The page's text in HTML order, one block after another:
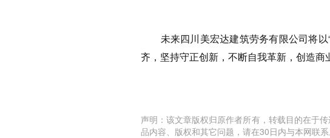
未来四川美宏达建筑劳务有限公司将以
齐，坚持守正创新，不断自我革新，创造商
声明：该文章版权归原作者所有，转载目的在于
品内容、版权和其它问题，请在30日内与本网联系